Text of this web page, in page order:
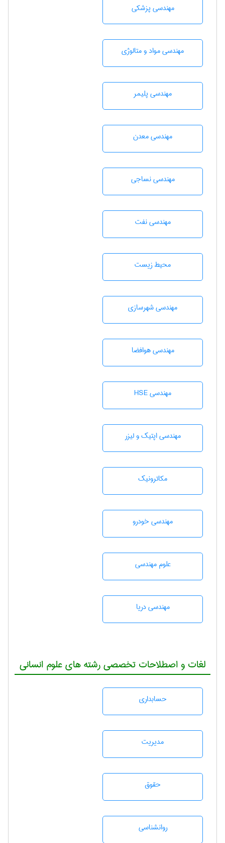
مهندسی پزشکی
مهندسی مواد و متالوژی
مهندسی پليمر
مهندسی معدن
مهندسي نساجی
مهندسی نفت
محيط زيست
مهندسی شهرسازی
مهندسی هوافضا
مهندسی HSE
مهندسی اپتیک و لیزر
مکاترونیک
مهندسی خودرو
علوم مهندسی
مهندسی دریا
لغات و اصطلاحات تخصصی رشته های علوم انسانی
حسابداری
مديريت
حقوق
روانشناسی